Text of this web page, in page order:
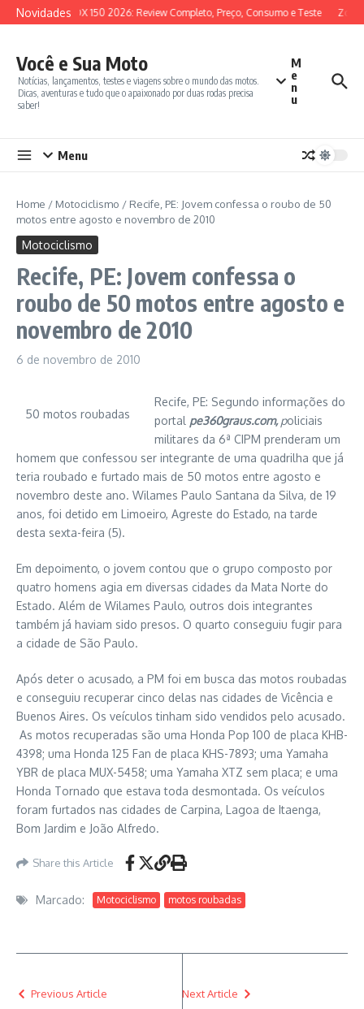
Ir para o conteúdo
Novidades
SYM ADX 150 2026: Review Completo, Preço, Consumo e Teste
Você e Sua Moto
Notícias, lançamentos, testes e viagens sobre o mundo das motos.
Dicas, aventuras e tudo que o apaixonado por duas rodas precisa
saber!
M
e
n
u
Menu
Home / Motociclismo / Recife, PE: Jovem confessa o roubo de 50
motos entre agosto e novembro de 2010
Motociclismo
Recife, PE: Jovem confessa o
roubo de 50 motos entre agosto e
novembro de 2010
6 de novembro de 2010
50 motos roubadas
Recife, PE: Segundo informações do
portal pe360graus.com,policiais
militares da 6ª CIPM prenderam um
homem que confessou ser integrante de uma quadrilha que já
teria roubado e furtado mais de 50 motos entre agosto e
novembro deste ano. Wilames Paulo Santana da Silva, de 19
anos, foi detido em Limoeiro, Agreste do Estado, na tarde
desta sexta-feira (5).
Em depoimento, o jovem contou que o grupo composto por
quatro homens agia em diversas cidades da Mata Norte do
Estado. Além de Wilames Paulo, outros dois integrantes
também já haviam sido presos. O quarto conseguiu fugir para
a cidade de São Paulo.
Após deter o acusado, a PM foi em busca das motos roubadas
e conseguiu recuperar cinco delas nas cidades de Vicência e
Buenos Aires. Os veículos tinham sido vendidos pelo acusado.
As motos recuperadas são uma Honda Pop 100 de placa KHB-
4398; uma Honda 125 Fan de placa KHS-7893; uma Yamaha
YBR de placa MUX-5458; uma Yamaha XTZ sem placa; e uma
Honda Tornado que estava toda desmontada. Os veículos
foram furtados nas cidades de Carpina, Lagoa de Itaenga,
Bom Jardim e João Alfredo.
Share this Article
Marcado: Motociclismo motos roubadas
Previous Article Next Article